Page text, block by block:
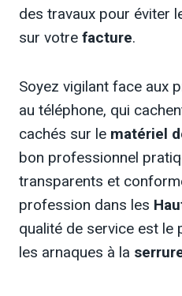
des travaux pour éviter
sur votre facture.
Soyez vigilant face aux
au téléphone, qui
cachés sur le matériel
bon professionnel
transparents et
profession dans les
qualité de service est
les arnaques à la